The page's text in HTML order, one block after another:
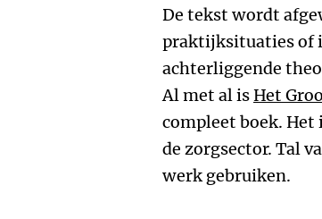
De tekst wordt
praktijksituaties of
achterliggende
Al met al isHet
compleet boek.
de zorgsector. Tal
werk gebruiken.